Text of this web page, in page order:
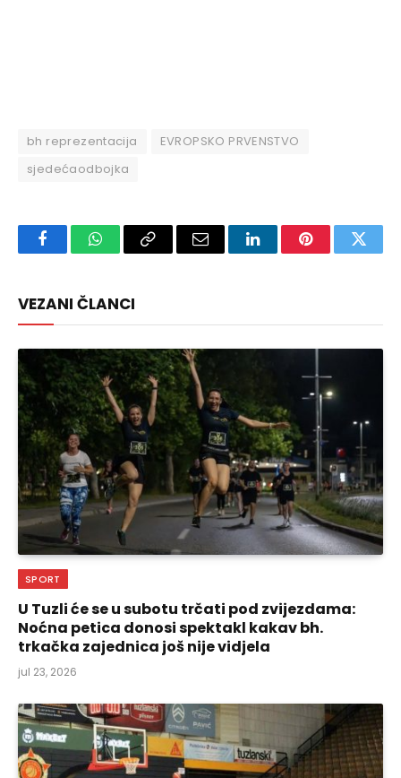
bh reprezentacija
EVROPSKO PRVENSTVO
sjedećaodbojka
FacebookWhatsAppCopy
Email LinkedInPinterest
VEZANI ČLANCI
SPORT
U Tuzli će se u subotu trčati pod zvijezdama:
Noćna petica donosi spektakl kakav bh.
trkačka zajednica još nije vidjela
jul 23, 2026